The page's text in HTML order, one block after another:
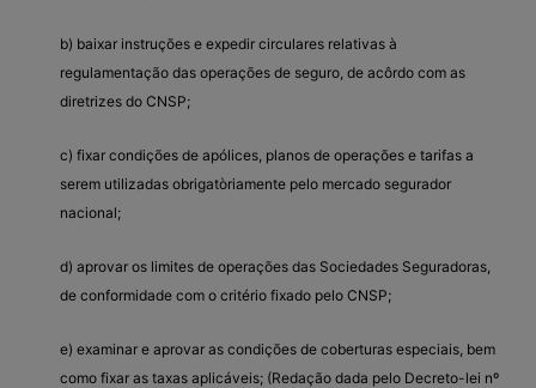
b) baixar instruções e expedir circulares relativas à
regulamentação das operações de seguro, de acôrdo com as
diretrizes do CNSP;
c) fixar condições de apólices, planos de operações e tarifas a
serem utilizadas obrigatòriamente pelo mercado segurador
nacional;
d) aprovar os limites de operações das Sociedades Seguradoras,
de conformidade com o critério fixado pelo CNSP;
e) examinar e aprovar as condições de coberturas especiais, bem
como fixar as taxas aplicáveis; (Redação dada pelo Decreto-lei nº